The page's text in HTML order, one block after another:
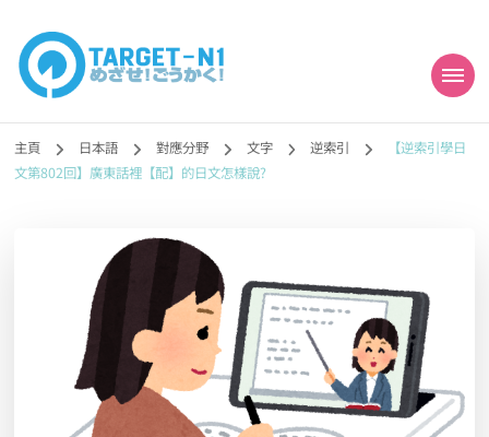
目標!!日本語能力試
N1合格
勉強コンテンツも追加予定!!】
主頁 日本語 對應分野 文字 逆索引
【逆索引學日
文第802回】廣東話裡【配】的日文怎樣說?